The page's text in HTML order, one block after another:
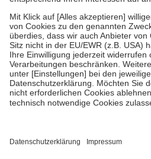
stärken und die besondere Stellung
fallenkeine Zuzahlungenan bei:
• Kindern und Jugendlichen bis zum
mit Ausnahme der Fahrkosten
• Untersuchungen zur Vorsorge und
GKV getragen werden
• empfohlenen Schutzimpfungen
• Harn- und Blutteststreifen
getroffen, um sicherzustellen, dass es